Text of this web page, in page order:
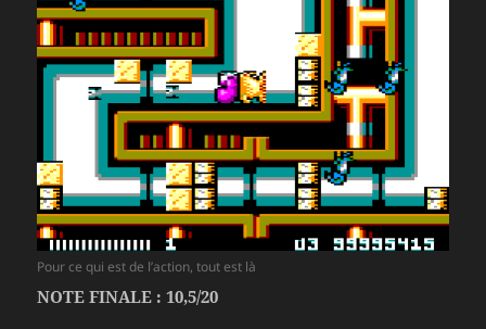
Pour ce qui est de l’action, tout est là
NOTE FINALE : 10,5/20